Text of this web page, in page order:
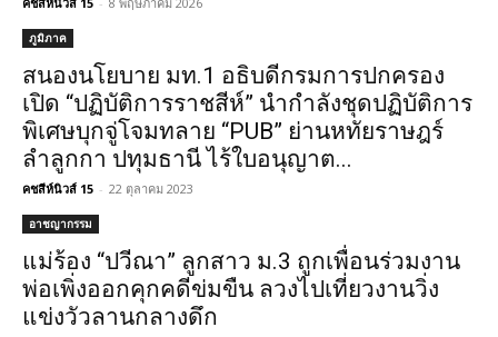
ภูมิภาค
สนองนโยบาย มท.1 อธิบดีกรมการปกครอง
เปิด “ปฏิบัติการราชสีห์” นำกำลังชุดปฏิบัติการ
พิเศษบุกจู่โจมทลาย “PUB” ย่านหทัยราษฎร์
ลำลูกกา ปทุมธานี ไร้ใบอนุญาต...
คชสีห์นิวส์ 15 - 22 ตุลาคม 2023
อาชญากรรม
แม่ร้อง “ปวีณา” ลูกสาว ม.3 ถูกเพื่อนร่วมงาน
พ่อเพิ่งออกคุกคดีข่มขืน ลวงไปเที่ยวงานวิ่ง
แข่งวัวลานกลางดึก